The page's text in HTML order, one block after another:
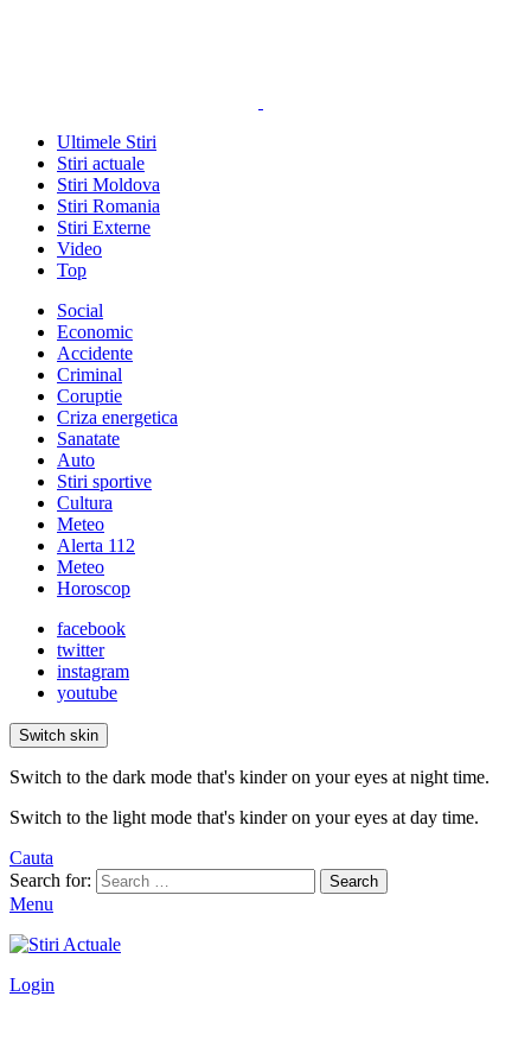
Ultimele Stiri
Stiri actuale
Stiri Moldova
Stiri Romania
Stiri Externe
Video
Top
Social
Economic
Accidente
Criminal
Coruptie
Criza energetica
Sanatate
Auto
Stiri sportive
Cultura
Meteo
Alerta 112
Meteo
Horoscop
facebook
twitter
instagram
youtube
Switch skin
Switch to the dark mode that's kinder on your eyes at night time.
Switch to the light mode that's kinder on your eyes at day time.
Cauta
Search for:
Search
Menu
Login